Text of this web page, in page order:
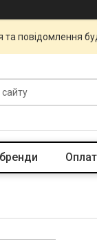
повідомлення